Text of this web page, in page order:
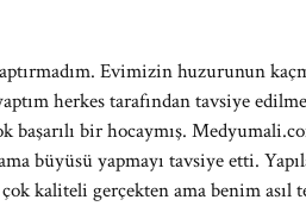
Evimizin huzurunun
herkes tarafından tavsiye
başarılı bir hocaymış.
büyüsü yapmayı tavsiye etti.
kaliteli gerçekten ama benim